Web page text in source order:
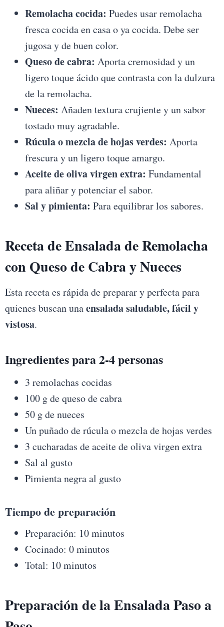
Remolacha cocida: Puedes usar remolacha
fresca cocida en casa o ya cocida. Debe ser
jugosa y de buen color.
Queso de cabra: Aporta cremosidad y un
ligero toque ácido que contrasta con la dulzura
de la remolacha.
Nueces: Añaden textura crujiente y un sabor
tostado muy agradable.
Rúcula o mezcla de hojas verdes: Aporta
frescura y un ligero toque amargo.
Aceite de oliva virgen extra: Fundamental
para aliñar y potenciar el sabor.
Sal y pimienta: Para equilibrar los sabores.
Receta de Ensalada de Remolacha
con Queso de Cabra y Nueces
Esta receta es rápida de preparar y perfecta para
quienes buscan unaensalada saludable, fácil y
vistosa.
Ingredientes para 2-4 personas
3 remolachas cocidas
100 g de queso de cabra
50 g de nueces
Un puñado de rúcula o mezcla de hojas verdes
3 cucharadas de aceite de oliva virgen extra
Sal al gusto
Pimienta negra al gusto
Tiempo de preparación
Preparación: 10 minutos
Cocinado: 0 minutos
Total: 10 minutos
Preparación de la Ensalada Paso a